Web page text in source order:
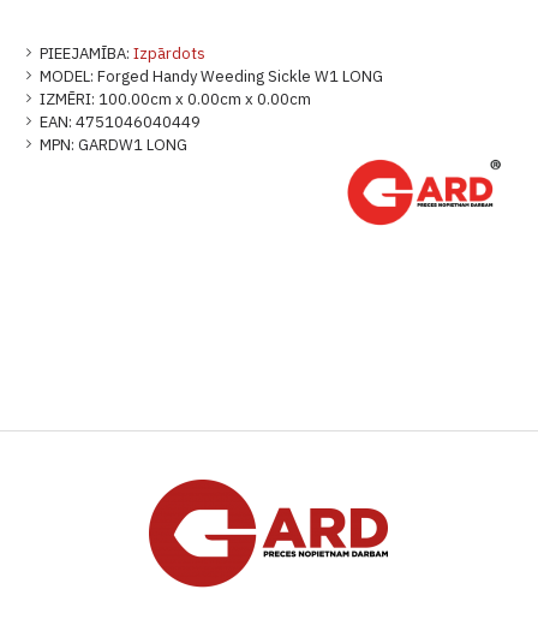
PIEEJAMĪBA: Izpārdots
MODEL: Forged Handy Weeding Sickle W1 LONG
IZMĒRI: 100.00cm x 0.00cm x 0.00cm
EAN: 4751046040449
MPN: GARDW1 LONG